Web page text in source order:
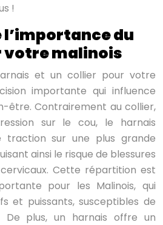
!
du
votre malinois
et un collier pour votre
importante qui influence
être. Contrairement au collier,
sur le cou, le harnais
sur une plus grande
ainsi le risque de blessures
Cette répartition est
pour les Malinois, qui
et puissants, susceptibles de
De plus, un harnais offre un